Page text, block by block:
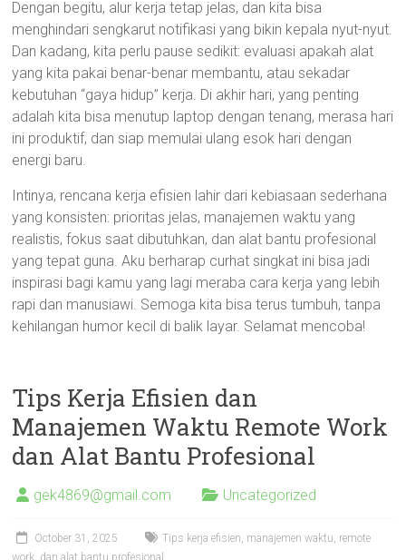
Dengan begitu, alur kerja tetap jelas, dan kita bisa
menghindari sengkarut notifikasi yang bikin kepala nyut-nyut.
Dan kadang, kita perlu pause sedikit: evaluasi apakah alat
yang kita pakai benar-benar membantu, atau sekadar
kebutuhan “gaya hidup” kerja. Di akhir hari, yang penting
adalah kita bisa menutup laptop dengan tenang, merasa hari
ini produktif, dan siap memulai ulang esok hari dengan
energi baru.
Intinya, rencana kerja efisien lahir dari kebiasaan sederhana
yang konsisten: prioritas jelas, manajemen waktu yang
realistis, fokus saat dibutuhkan, dan alat bantu profesional
yang tepat guna. Aku berharap curhat singkat ini bisa jadi
inspirasi bagi kamu yang lagi meraba cara kerja yang lebih
rapi dan manusiawi. Semoga kita bisa terus tumbuh, tanpa
kehilangan humor kecil di balik layar. Selamat mencoba!
Tips Kerja Efisien dan
Manajemen Waktu Remote Work
dan Alat Bantu Profesional
gek4869@gmail.com Uncategorized
October 31, 2025
Tips kerja efisien, manajemen waktu, remote
work, dan alat bantu profesional